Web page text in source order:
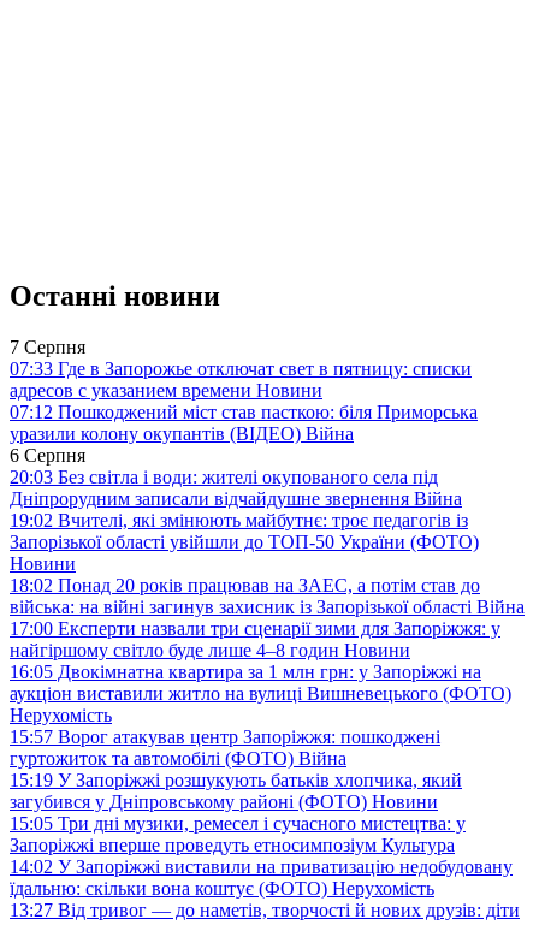
Останні новини
7 Серпня
07:33 Где в Запорожье отключат свет в пятницу: списки
адресов с указанием времени Новини
07:12 Пошкоджений міст став пасткою: біля Приморська
уразили колону окупантів (ВІДЕО) Війна
6 Серпня
20:03 Без світла і води: жителі окупованого села під
Дніпрорудним записали відчайдушне звернення Війна
19:02 Вчителі, які змінюють майбутнє: троє педагогів із
Запорізької області увійшли до ТОП-50 України (ФОТО)
Новини
18:02 Понад 20 років працював на ЗАЕС, а потім став до
війська: на війні загинув захисник із Запорізької області Війна
17:00 Експерти назвали три сценарії зими для Запоріжжя: у
найгіршому світло буде лише 4–8 годин Новини
16:05 Двокімнатна квартира за 1 млн грн: у Запоріжжі на
аукціон виставили житло на вулиці Вишневецького (ФОТО)
Нерухомість
15:57 Ворог атакував центр Запоріжжя: пошкоджені
гуртожиток та автомобілі (ФОТО) Війна
15:19 У Запоріжжі розшукують батьків хлопчика, який
загубився у Дніпровському районі (ФОТО) Новини
15:05 Три дні музики, ремесел і сучасного мистецтва: у
Запоріжжі вперше проведуть етносимпозіум Культура
14:02 У Запоріжжі виставили на приватизацію недобудовану
їдальню: скільки вона коштує (ФОТО) Нерухомість
13:27 Від тривог — до наметів, творчості й нових друзів: діти